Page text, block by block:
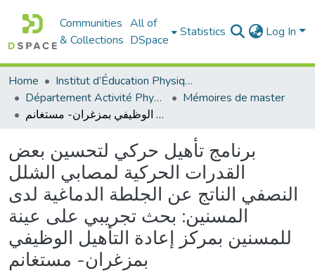
Communities
& Collections
All of
DSpace
Statistics Log In
Home
Institut d’Éducation Physique et Sportive
Département Activité Physique Adaptée (APA)
Mémoires de master
برنامج تأهيل حركي لتحسين بعض القدرات الحركية لمصابي الشلل النصفي الناتج عن الجلطة الدماغية لدى المسنين: بحث تجريبي على عينة للمسنين بمركز إعادة التأهيل الوظيفي بمزغران- مستغانم
برنامج تأهيل حركي لتحسين بعض
القدرات الحركية لمصابي الشلل
النصفي الناتج عن الجلطة الدماغية لدى
المسنين: بحث تجريبي على عينة
للمسنين بمركز إعادة التأهيل الوظيفي
بمزغران- مستغانم